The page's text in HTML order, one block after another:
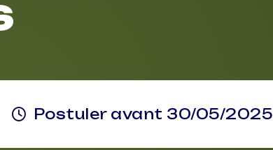
Postuler avant 30/05/2025